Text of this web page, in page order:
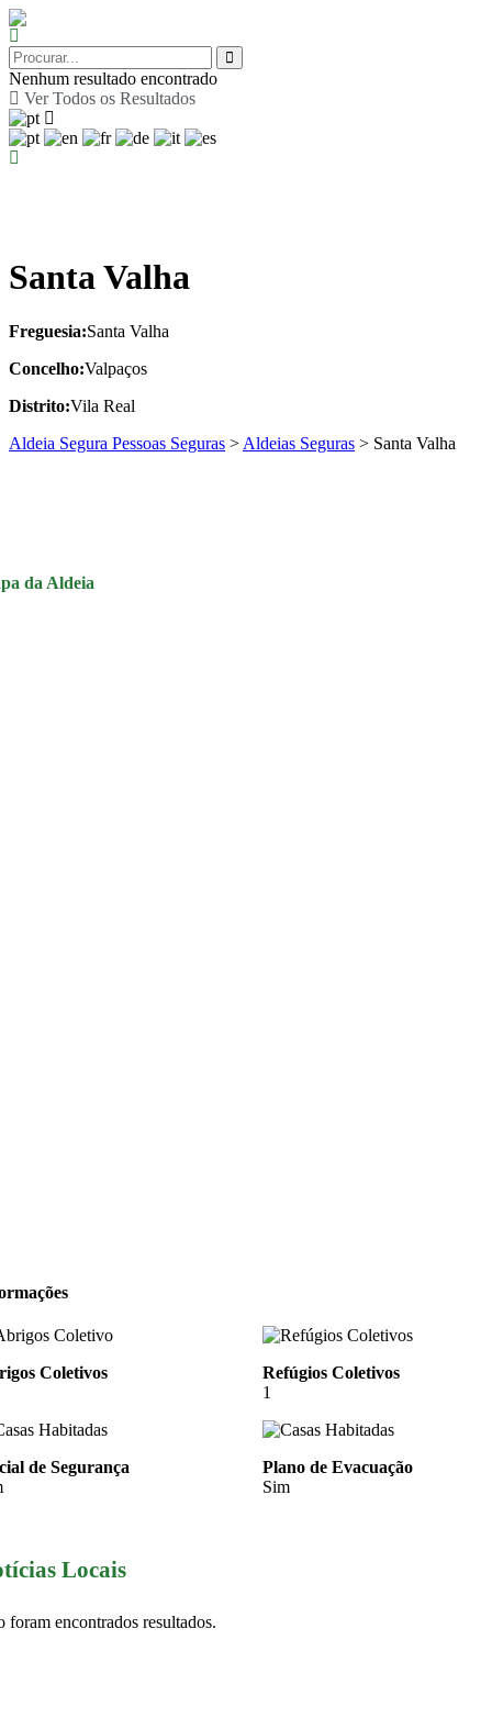
Nenhum resultado encontrado
Ver Todos os Resultados
Santa Valha
Freguesia:Santa Valha
Concelho:Valpaços
Distrito:Vila Real
Aldeia Segura Pessoas Seguras > Aldeias Seguras > Santa Valha
da Aldeia
Coletivos
Refúgios Coletivos
1
de Segurança
Plano de Evacuação
Sim
Locais
foram encontrados resultados.